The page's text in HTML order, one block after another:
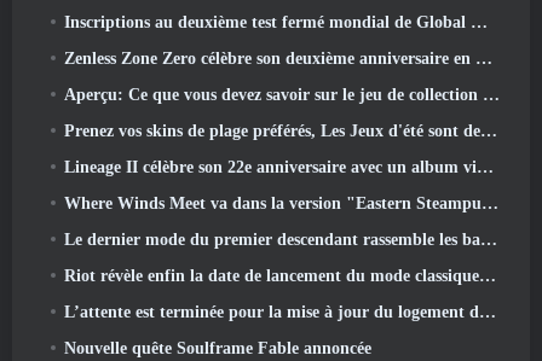
Inscriptions au deuxième test fermé mondial de Global MapleStory Classic
Zenless Zone Zero célèbre son deuxième anniversaire en offrant aux joueurs le choix d'un agent gratuit de rang S
Aperçu: Ce que vous devez savoir sur le jeu de collection de créatures de HoYoverse, Honkai: Lien âme
Prenez vos skins de plage préférés, Les Jeux d'été sont de retour sur Overwatch
Lineage II célèbre son 22e anniversaire avec un album vinyle en édition collector
Where Winds Meet va dans la version "Eastern Steampunk" 2.0
Le dernier mode du premier descendant rassemble les batailles difficiles d'interception du vide et les profondeurs.
Riot révèle enfin la date de lancement du mode classique de League Of Legends
L’attente est terminée pour la mise à jour du logement des grands joueurs de RuneScape
Nouvelle quête Soulframe Fable annoncée